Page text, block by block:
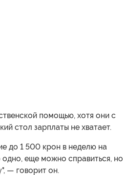
помощью, хотя они с
стол зарплаты не хватает.
до 1 500 крон в неделю на
еще можно справиться, но
— говорит он.